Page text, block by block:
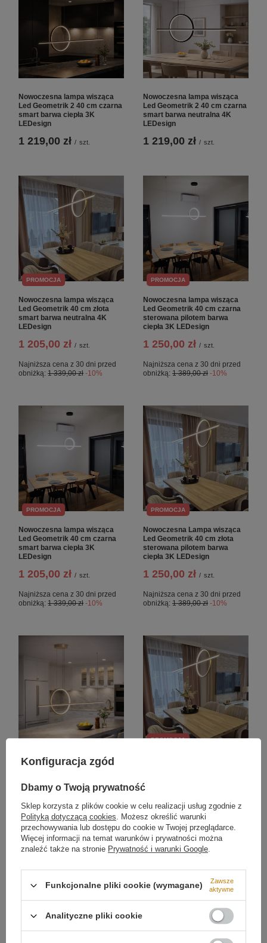
Nowoczesna lampa wisząca
Led Geometrik 2 40 cm czarna
smart barwa ciepła 3K
LEDesign
1 219,00 zł / szt.
Nowoczesna lampa wisząca
Led Geometrik 2 40 cm czarna
smart barwa neutralna 4K
LEDesign
1 219,00 zł / szt.
PROMOCJA
Nowoczesna lampa wisząca
Led Geometrik 40 cm złota
smart barwa neutralna 4K
LEDesign
1 205,00 zł / szt.
Najniższa cena z 30 dni przed
obniżką: 1 339,00 zł -10%
PROMOCJA
Nowoczesna lampa wisząca
Led Geometrik 40 cm czarna
sterowana pilotem barwa
ciepła 3K LEDesign
1 250,00 zł / szt.
Najniższa cena z 30 dni przed
obniżką: 1 389,00 zł -10%
PROMOCJA
Nowoczesna lampa wisząca
Led Geometrik 40 cm czarna
smart barwa ciepła 3K
LEDesign
1 205,00 zł / szt.
Najniższa cena z 30 dni przed
obniżką: 1 339,00 zł -10%
PROMOCJA
Nowoczesna Lampa wisząca
Led Geometrik 40 cm złota
sterowana pilotem barwa
ciepła 3K LEDesign
1 250,00 zł / szt.
Najniższa cena z 30 dni przed
obniżką: 1 389,00 zł -10%
Nowoczesna lampa wisząca
Led Geometrik 2 40 cm złota
LEDesign
1 219,00 zł / szt.
PROMOCJA
LEDesign
1 205,00 zł szt.
Najniższa cena z 30 dni przed
obniżką:1 339,00 zł -10%
Konfiguracja zgód
Dbamy o Twoją prywatność
Sklep korzysta z plików cookie w celu realizacji usług zgodnie z
Polityką dotyczącą cookies. Możesz określić warunki
przechowywania lub dostępu do cookie w Twojej przeglądarce.
Więcej informacji na temat warunków i prywatności można
znaleźć także na stronie Prywatność i warunki Google.
Funkcjonalne pliki cookie (wymagane)
Zawsze
aktywne
Analityczne pliki cookie